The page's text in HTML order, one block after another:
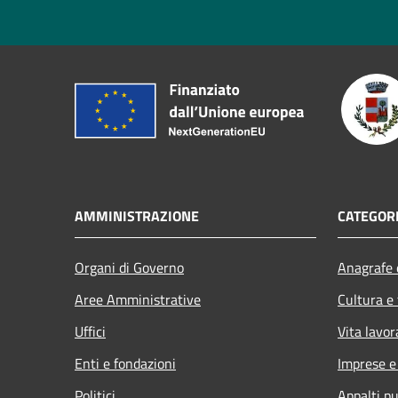
AMMINISTRAZIONE
Organi di Governo
Aree Amministrative
Uffici
Enti e fondazioni
Cultura
Vita
Imprese